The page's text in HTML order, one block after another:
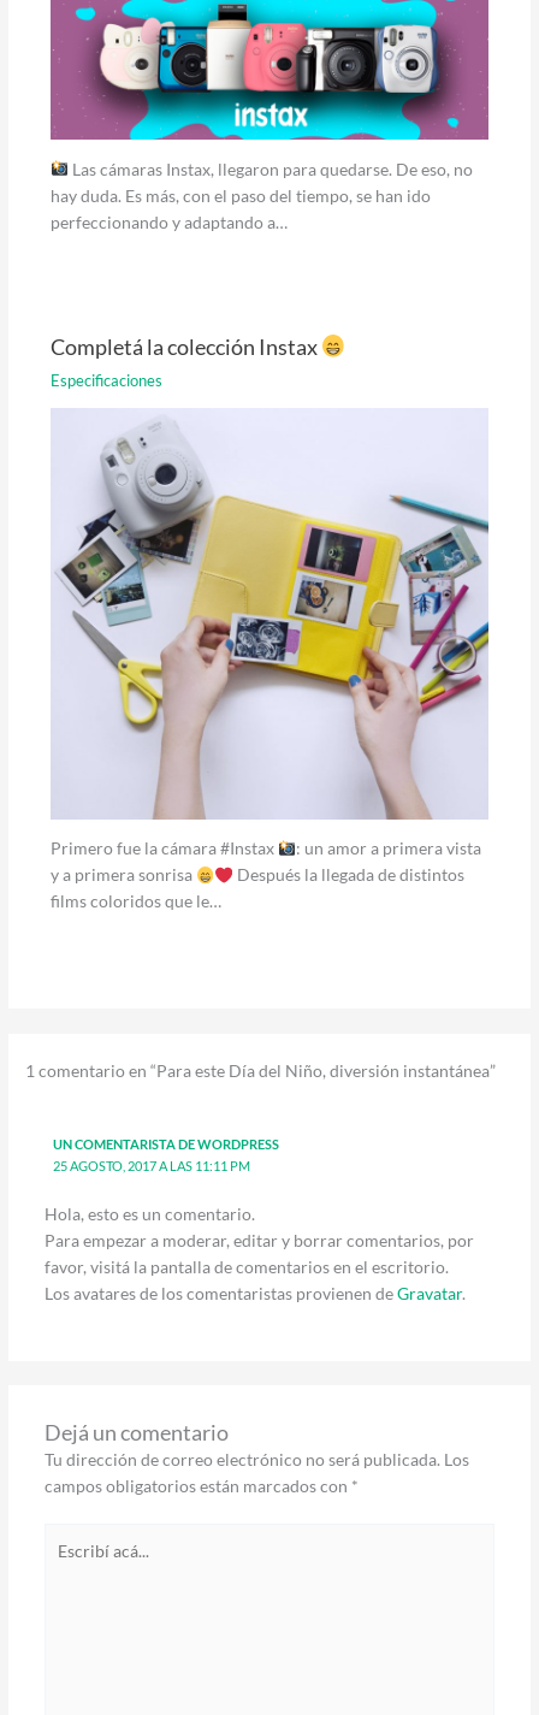
Las cámaras Instax, llegaron para quedarse. De eso, no
hay duda. Es más, con el paso del tiempo, se han ido
perfeccionando y adaptando a…
Completá la colección Instax
Especificaciones
Primero fue la cámara #Instax
: un amor a primera vista
y a primera sonrisa
Después la llegada de distintos
films coloridos que le…
1 comentario en “Para este Día del Niño, diversión instantánea”
UN COMENTARISTA DE WORDPRESS
25 AGOSTO, 2017 A LAS 11:11 PM
Hola, esto es un comentario.
Para empezar a moderar, editar y borrar comentarios, por
favor, visitá la pantalla de comentarios en el escritorio.
Los avatares de los comentaristas provienen deGravatar.
Dejá un comentario
Tu dirección de correo electrónico no será publicada. Los
campos obligatorios están marcados con *
acá...